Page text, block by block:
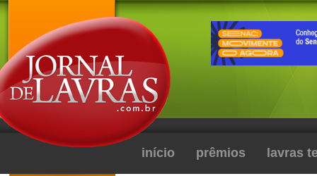
início prêmios lavras